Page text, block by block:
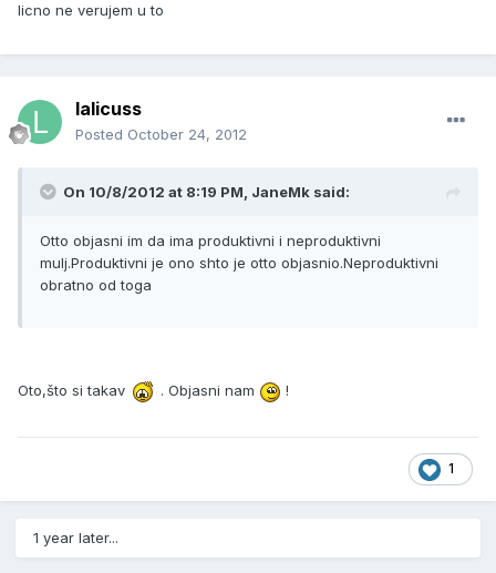
licno ne verujem u to
lalicuss
Posted October 24, 2012
On 10/8/2012 at 8:19 PM, JaneMk said:
Otto objasni im da ima produktivni i neproduktivni
mulj.Produktivni je ono shto je otto objasnio.Neproduktivni
obratno od toga
Oto,što si takav . Objasni nam !
1
1 year later...